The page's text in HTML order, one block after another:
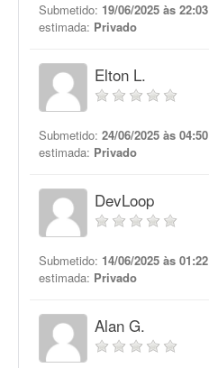
Submetido: 19/06/2025 às 22:03
estimada: Privado
Elton L.
Submetido: 24/06/2025 às 04:50
estimada: Privado
DevLoop
Submetido: 14/06/2025 às 01:22
estimada: Privado
Alan G.